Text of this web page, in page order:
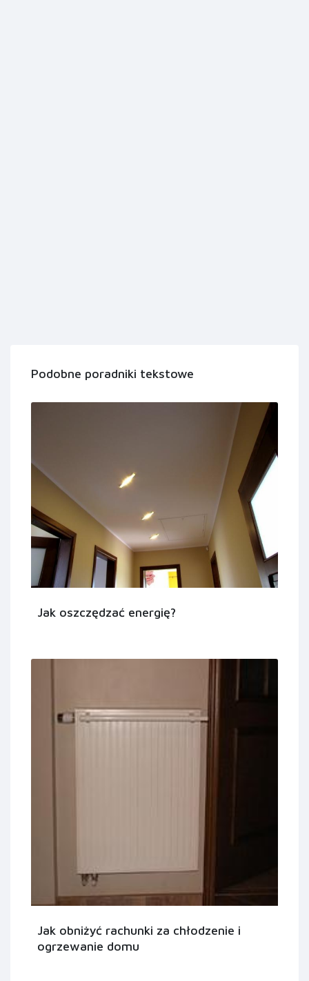
Podobne poradniki tekstowe
Jak oszczędzać energię?
Jak obniżyć rachunki za chłodzenie i
ogrzewanie domu